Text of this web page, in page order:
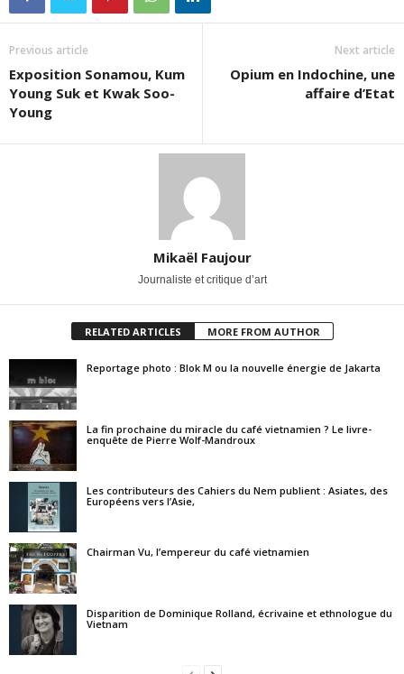
Previous article
Exposition Sonamou, Kum
Young Suk et Kwak Soo-
Young
Next article
Opium en Indochine, une
affaire d’Etat
Mikaël Faujour
Journaliste et critique d’art
RELATED ARTICLES MORE FROM AUTHOR
Reportage photo : Blok M ou la nouvelle énergie de Jakarta
La fin prochaine du miracle du café vietnamien ? Le livre-
enquête de Pierre Wolf-Mandroux
Les contributeurs des Cahiers du Nem publient : Asiates, des
Européens vers l’Asie,
Chairman Vu, l’empereur du café vietnamien
Disparition de Dominique Rolland, écrivaine et ethnologue du
Vietnam